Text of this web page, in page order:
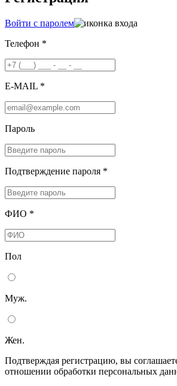
Войти с паролем
Телефон *
E-MAIL *
Пароль
Подтверждение пароля *
ФИО *
Пол
Муж.
Жен.
Подтверждая регистрацию, вы
отношении обработки персональных